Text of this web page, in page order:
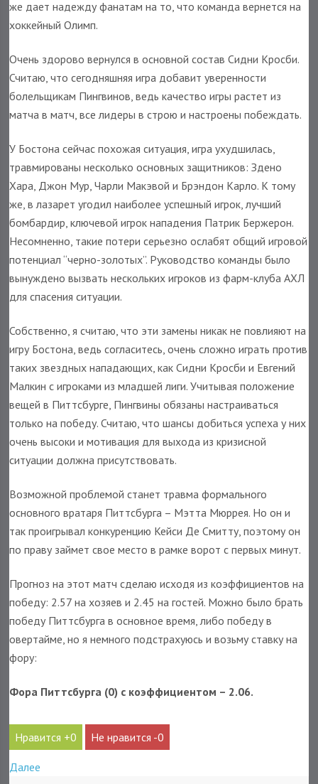
же дает надежду фанатам на то, что команда вернется на
хоккейный Олимп.
Очень здорово вернулся в основной состав Сидни Кросби.
Считаю, что сегодняшняя игра добавит уверенности
болельщикам Пингвинов, ведь качество игры растет из
матча в матч, все лидеры в строю и настроены побеждать.
У Бостона сейчас похожая ситуация, игра ухудшилась,
травмированы несколько основных защитников: Здено
Хара, Джон Мур, Чарли Макэвой и Брэндон Карло. К тому
же, в лазарет угодил наиболее успешный игрок, лучший
бомбардир, ключевой игрок нападения Патрик Бержерон.
Несомненно, такие потери серьезно ослабят общий игровой
потенциал “черно-золотых”. Руководство команды было
вынуждено вызвать нескольких игроков из фарм-клуба АХЛ
для спасения ситуации.
Собственно, я считаю, что эти замены никак не повлияют на
игру Бостона, ведь согласитесь, очень сложно играть против
таких звездных нападающих, как Сидни Кросби и Евгений
Малкин с игроками из младшей лиги. Учитывая положение
вещей в Питтсбурге, Пингвины обязаны настраиваться
только на победу. Считаю, что шансы добиться успеха у них
очень высоки и мотивация для выхода из кризисной
ситуации должна присутствовать.
Возможной проблемой станет травма формального
основного вратаря Питтсбурга – Мэтта Мюррея. Но он и
так проигрывал конкуренцию Кейси Де Смитту, поэтому он
по праву займет свое место в рамке ворот с первых минут.
Прогноз на этот матч сделаю исходя из коэффициентов на
победу: 2.57 на хозяев и 2.45 на гостей. Можно было брать
победу Питтсбурга в основное время, либо победу в
овертайме, но я немного подстрахуюсь и возьму ставку на
фору:
Фора Питтсбурга (0) с коэффициентом – 2.06.
0 0
Далее